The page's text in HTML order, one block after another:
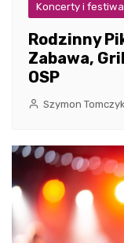
Koncerty i
Rodzinny
Zabawa,
OSP
Szymon